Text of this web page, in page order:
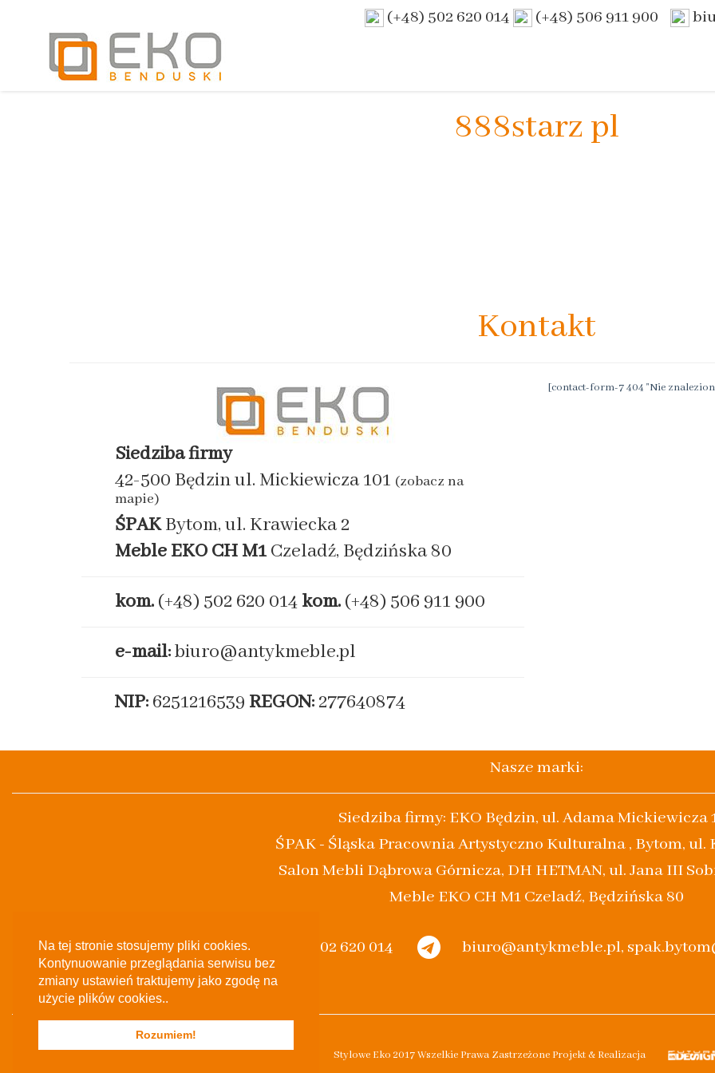
Na tej stronie stosujemy pliki cookies.
Kontynuowanie przeglądania serwisu bez
zmiany ustawień traktujemy jako zgodę na
użycie plików cookies..
Rozumiem!
(+48) 502 620 014 (+48) 506 911 900
888starz pl
Kontakt
Siedziba firmy
42-500 Będzin ul. Mickiewicza 101 (zobacz na
mapie)
ŚPAKBytom, ul. Krawiecka 2
Meble EKO CH M1Czeladź, Będzińska 80
kom. (+48) 502 620 014 kom. (+48) 506 911 900
e-mail:biuro@antykmeble.pl
NIP: 6251216539 REGON: 277640874
[contact-form-7 404 "Nie
Nasze marki:
Siedziba firmy: EKO Będzin, ul. Adama Mickiewicza
ŚPAK - Śląska Pracownia Artystyczno Kulturalna , Bytom, ul.
Salon Mebli Dąbrowa Górnicza, DH HETMAN, ul. Jana III
Meble EKO CH M1 Czeladź, Będzińska 80
(+48) 502 620 014 biuro@antykmeble.pl,
Stylowe Eko 2017 Wszelkie Prawa Zastrzeżone Projekt & Realizacja